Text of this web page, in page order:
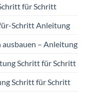
für Schritt
Schritt Anleitung
– Anleitung
Schritt für Schritt
Schritt für Schritt